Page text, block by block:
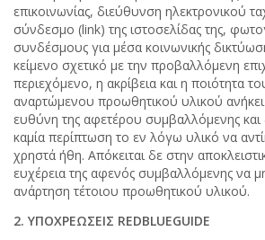
επικοινωνίας, διεύθυνση ηλεκτρονικού
σύνδεσμο (link) της ιστοσελίδας της,
συνδέσμους για μέσα κοινωνικής
κείμενο σχετικό με την προβαλλόμενη
περιεχόμενο, η ακρίβεια και η ποιότητα
αναρτώμενου προωθητικού υλικού ανήκει
ευθύνη της αφετέρου συμβαλλόμενης και
καμία περίπτωση το εν λόγω υλικό να
χρηστά ήθη. Απόκειται δε στην
ευχέρεια της αφενός συμβαλλόμενης να
ανάρτηση τέτοιου προωθητικού υλικού.
2. ΥΠΟΧΡΕΩΣΕΙΣ REDBLUEGUIDE